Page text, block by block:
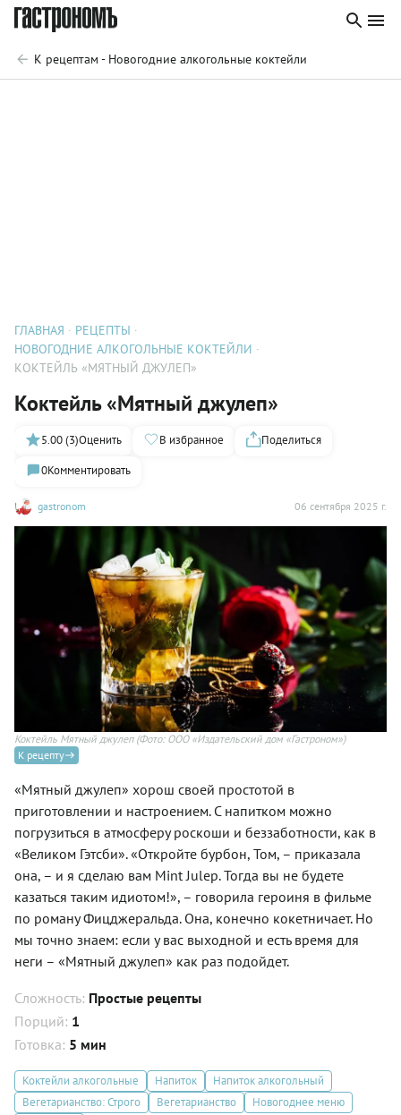
К рецептам - Новогодние алкогольные коктейли
ГЛАВНАЯ
РЕЦЕПТЫ
НОВОГОДНИЕ АЛКОГОЛЬНЫЕ КОКТЕЙЛИ
КОКТЕЙЛЬ «МЯТНЫЙ ДЖУЛЕП»
Коктейль «Мятный джулеп»
gastronom 06 сентября 2025 г.
5.00 (3)Оценить В избранное
Поделиться
0Комментировать
Коктейль Мятный джулеп(Фото: ООО «Издательский дом «Гастроном»)
К рецепту
«Мятный джулеп» хорош своей простотой в
приготовлении и настроением. С напитком можно
погрузиться в атмосферу роскоши и беззаботности, как в
«Великом Гэтсби». «Откройте бурбон, Том, – приказала
она, – и я сделаю вам Mint Julep. Тогда вы не будете
казаться таким идиотом!», – говорила героиня в фильме
по роману Фицджеральда. Она, конечно кокетничает. Но
мы точно знаем: если у вас выходной и есть время для
неги – «Мятный джулеп» как раз подойдет.
Сложность: Простые рецепты
Порций: 1
Готовка: 5 мин
Коктейли алкогольные Напиток
Напиток алкогольный
Вегетарианство: Строго
Вегетарианство
Новогоднее меню